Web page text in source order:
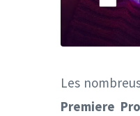
Les
Premiere Pro